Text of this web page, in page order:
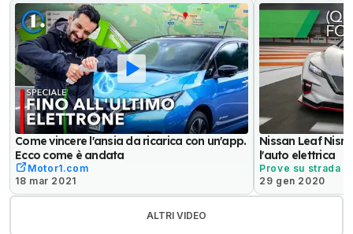
Come vincere l'ansia da ricarica con un'app.
Ecco come è andata
Motor1.com
18 mar 2021
Nissan Leaf
l'auto elettrica
Prove su strada
29 gen 2020
ALTRI VIDEO